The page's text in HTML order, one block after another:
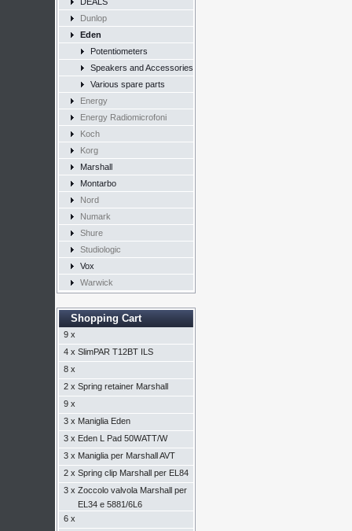
Dunlop
Eden
Potentiometers
Speakers and Accessories
Various spare parts
Energy
Energy Radiomicrofoni
Koch
Korg
Marshall
Montarbo
Nord
Numark
Shure
Studiologic
Vox
Warwick
Shopping Cart
9 x
4 x SlimPAR T12BT ILS
8 x
2 x Spring retainer Marshall
9 x
3 x Maniglia Eden
3 x Eden L Pad 50WATT/W
3 x Maniglia per Marshall AVT
2 x Spring clip Marshall per EL84
3 x Zoccolo valvola Marshall per
EL34 e 5881/6L6
6 x